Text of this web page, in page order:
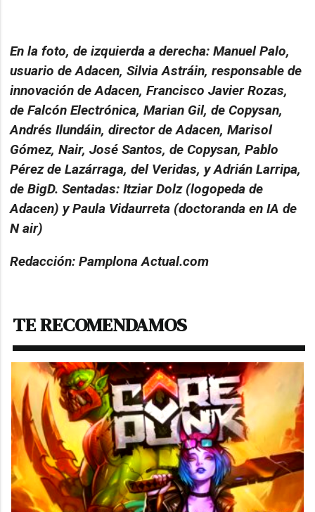
En la foto, de izquierda a derecha: Manuel Palo,
usuario de Adacen, Silvia Astráin, responsable de
innovación de Adacen, Francisco Javier Rozas,
de Falcón Electrónica, Marian Gil, de Copysan,
Andrés Ilundáin, director de Adacen, Marisol
Gómez, Nair, José Santos, de Copysan, Pablo
Pérez de Lazárraga, del Veridas, y Adrián Larripa,
de BigD. Sentadas: Itziar Dolz (logopeda de
Adacen) y Paula Vidaurreta (doctoranda en IA de
N air)
Redacción: Pamplona Actual.com
TE RECOMENDAMOS